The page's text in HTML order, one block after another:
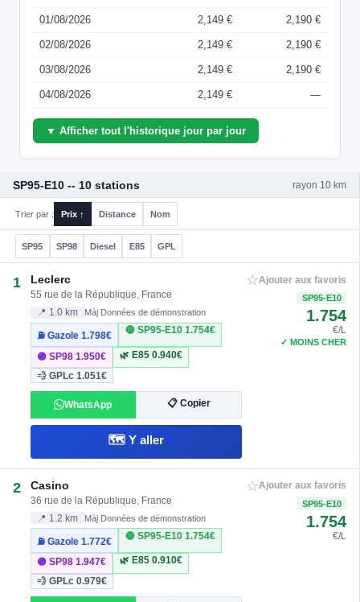
01/08/2026 2,149 € 2,190 €
02/08/2026 2,149 € 2,190 €
03/08/2026 2,149 € 2,190 €
04/08/2026 2,149 € —
▼ Afficher tout l'historique jour par jour
SP95-E10 -- 10 stations rayon 10 km
Trier par : Prix ↑ Distance Nom
SP95 SP98 Diesel E85 GPL
1 Leclerc
55 rue de la République, France
📍 1.0 km Màj Données de démonstration
⛽ Gazole1.798€
🔴 SP95-E10 1.754€
🟣 SP981.950€ 🌿 E85 0.940€
💨 GPLc1.051€
WhatsApp 📋 Copier
🗺️ Y aller
☆Ajouter aux favoris
SP95-E10
1.754
€/L
✓ MOINS CHER
2 Casino
36 rue de la République, France
📍 1.2 km Màj Données de démonstration
⛽ Gazole1.772€
🔴 SP95-E10 1.754€
🟣 SP981.947€ 🌿 E85 0.910€
💨 GPLc0.979€
☆Ajouter aux favoris
SP95-E10
1.754
€/L